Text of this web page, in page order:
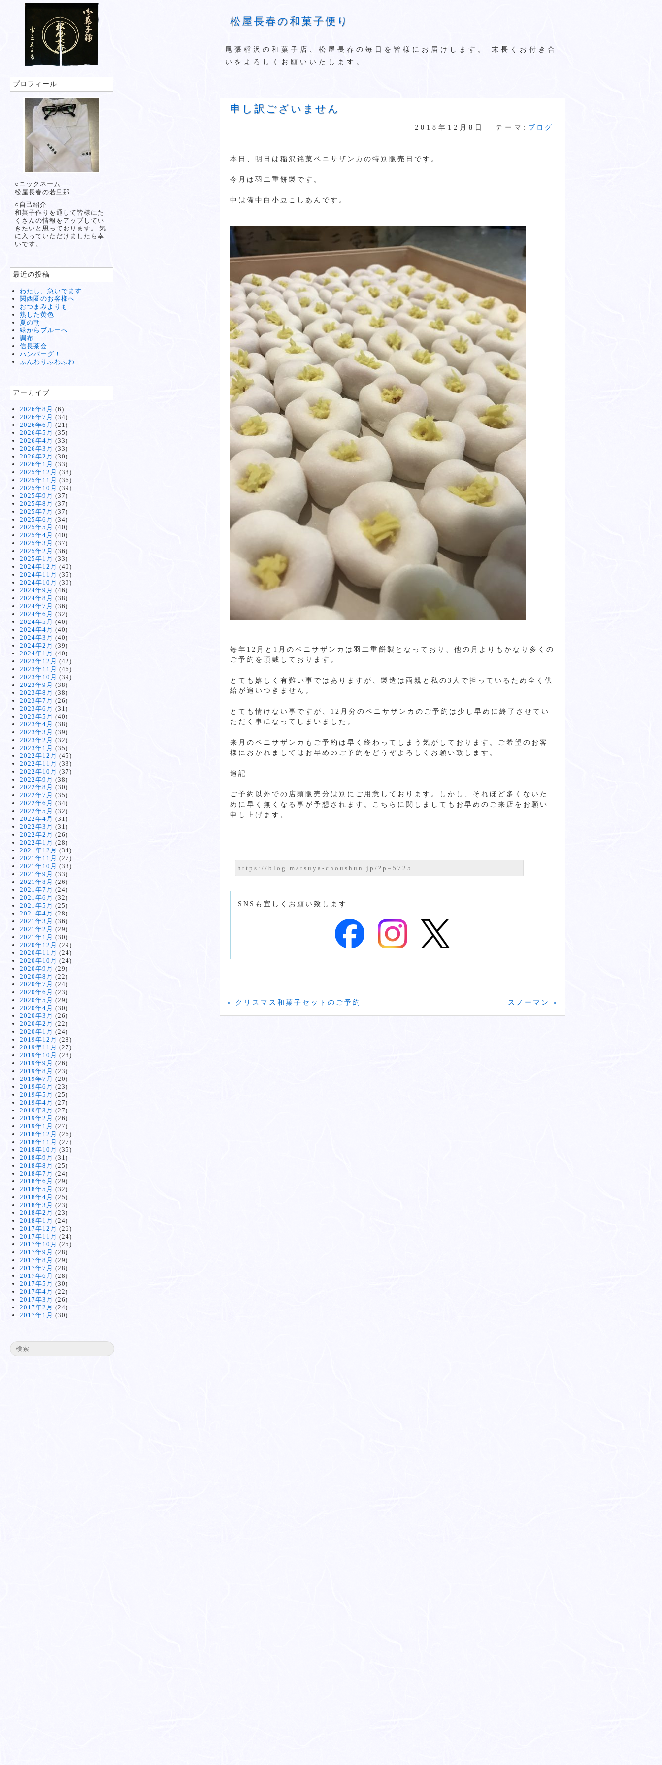
プロフィール
○ニックネーム
松屋長春の若旦那
○自己紹介
和菓子作りを通して皆様にた
くさんの情報をアップしてい
きたいと思っております。 気
に入っていただけましたら幸
いです。
最近の投稿
わたし、急いでます
関西圏のお客様へ
おつまみよりも
熟した黄色
夏の朝
緑からブルーへ
調布
信長茶会
ハンバーグ！
ふんわりふわふわ
アーカイブ
2026年8月 (6)
2026年7月 (34)
2026年6月 (21)
2026年5月 (35)
2026年4月 (33)
2026年3月 (33)
2026年2月 (30)
2026年1月 (33)
2025年12月 (38)
2025年11月 (36)
2025年10月 (39)
2025年9月 (37)
2025年8月 (37)
2025年7月 (37)
2025年6月 (34)
2025年5月 (40)
2025年4月 (40)
2025年3月 (37)
2025年2月 (36)
2025年1月 (33)
2024年12月 (40)
2024年11月 (35)
2024年10月 (39)
2024年9月 (46)
2024年8月 (38)
2024年7月 (36)
2024年6月 (32)
2024年5月 (40)
2024年4月 (40)
2024年3月 (40)
2024年2月 (39)
2024年1月 (40)
2023年12月 (42)
2023年11月 (46)
2023年10月 (39)
2023年9月 (38)
2023年8月 (38)
2023年7月 (26)
2023年6月 (31)
2023年5月 (40)
2023年4月 (38)
2023年3月 (39)
2023年2月 (32)
2023年1月 (35)
2022年12月 (45)
2022年11月 (33)
2022年10月 (37)
2022年9月 (38)
2022年8月 (30)
2022年7月 (35)
2022年6月 (34)
2022年5月 (32)
2022年4月 (31)
2022年3月 (31)
2022年2月 (26)
2022年1月 (28)
2021年12月 (34)
2021年11月 (27)
2021年10月 (33)
2021年9月 (33)
2021年8月 (26)
2021年7月 (24)
2021年6月 (32)
2021年5月 (25)
2021年4月 (28)
2021年3月 (36)
2021年2月 (29)
2021年1月 (30)
2020年12月 (29)
2020年11月 (24)
2020年10月 (24)
2020年9月 (29)
2020年8月 (22)
2020年7月 (24)
2020年6月 (23)
2020年5月 (29)
2020年4月 (30)
2020年3月 (26)
2020年2月 (22)
2020年1月 (24)
2019年12月 (28)
2019年11月 (27)
2019年10月 (28)
2019年9月 (26)
2019年8月 (23)
2019年7月 (20)
2019年6月 (23)
2019年5月 (25)
2019年4月 (27)
2019年3月 (27)
2019年2月 (26)
2019年1月 (27)
2018年12月 (26)
2018年11月 (27)
2018年10月 (35)
2018年9月 (31)
2018年8月 (25)
2018年7月 (24)
2018年6月 (29)
2018年5月 (32)
2018年4月 (25)
2018年3月 (23)
2018年2月 (23)
2018年1月 (24)
2017年12月 (26)
2017年11月 (24)
2017年10月 (25)
2017年9月 (28)
2017年8月 (29)
2017年7月 (28)
2017年6月 (28)
2017年5月 (30)
2017年4月 (22)
2017年3月 (26)
2017年2月 (24)
2017年1月 (30)
松屋長春の和菓子便り
尾張稲沢の和菓子店、松屋長春の毎日を皆様にお届けします。 末長くお付き合
いをよろしくお願いいたします。
申し訳ございません
2018年12月8日 テーマ: ブログ
本日、明日は稲沢銘菓ベニサザンカの特別販売日です。
今月は羽二重餅製です。
中は備中白小豆こしあんです。
毎年12月と1月のベニサザンカは羽二重餅製となっており、他の月よりもかなり多くの
ご予約を頂戴しております。
とても嬉しく有難い事ではありますが、製造は両親と私の3人で担っているため全く供
給が追いつきません。
とても情けない事ですが、12月分のベニサザンカのご予約は少し早めに終了させてい
ただく事になってしまいました。
来月のベニサザンカもご予約は早く終わってしまう気がしております。ご希望のお客
様におかれましてはお早めのご予約をどうぞよろしくお願い致します。
追記
ご予約以外での店頭販売分は別にご用意しております。しかし、それほど多くないた
めに早く無くなる事が予想されます。こちらに関しましてもお早めのご来店をお願い
申し上げます。
SNSも宜しくお願い致します
« クリスマス和菓子セットのご予約 スノーマン »